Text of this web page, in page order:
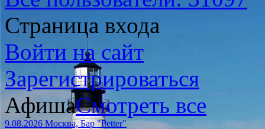
Страница входа
Войти на сайт
Зарегистрироваться
АфишаСмотреть все
9.08.2026 Москва, Бар "Petter"